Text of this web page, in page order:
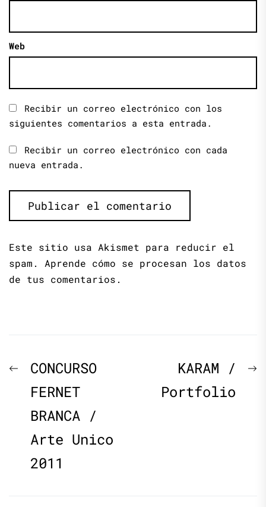
Web
Recibir un correo electrónico con los
siguientes comentarios a esta entrada.
Recibir un correo electrónico con cada
nueva entrada.
Este sitio usa Akismet para reducir el
spam. Aprende cómo se procesan los datos
de tus comentarios.
Navegación
de
entradas
Previous
post:
CONCURSO
FERNET
BRANCA /
Arte Unico
2011
KARAM /
Portfolio